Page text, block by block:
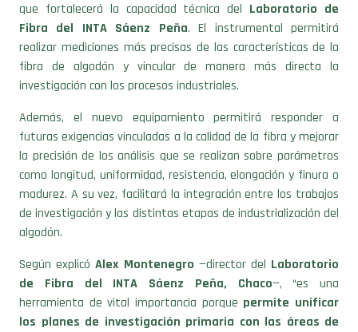
que fortalecerá la capacidad técnica del Laboratorio de
Fibra del INTA Sáenz Peña. El instrumental permitirá
realizar mediciones más precisas de las características de la
fibra de algodón y vincular de manera más directa la
investigación con los procesos industriales.
Además, el nuevo equipamiento permitirá responder a
futuras exigencias vinculadas a la calidad de la fibra y mejorar
la precisión de los análisis que se realizan sobre parámetros
como longitud, uniformidad, resistencia, elongación y finura o
madurez. A su vez, facilitará la integración entre los trabajos
de investigación y las distintas etapas de industrialización del
algodón.
Según explicóAlex Montenegro —director del Laboratorio
de Fibra del INTA Sáenz Peña, Chaco—, “es una
herramienta de vital importancia porque permite unificar
los planes de investigación primaria con las áreas de